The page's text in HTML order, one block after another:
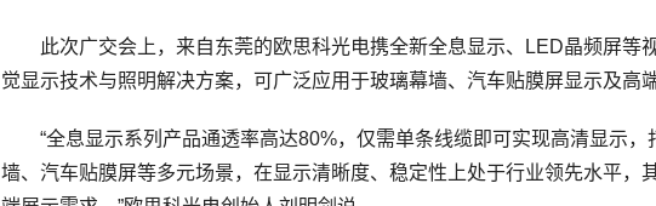
此次广交会上，来自东莞的欧思科光电携全新全息显示、LED晶频屏等
觉显示技术与照明解决方案，可广泛应用于玻璃幕墙、汽车贴膜屏显示及高
“全息显示系列产品通透率高达80%，仅需单条线缆即可实现高清显示，
墙、汽车贴膜屏等多元场景，在显示清晰度、稳定性上处于行业领先水平，